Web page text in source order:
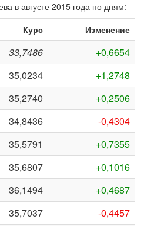
в августе 2015 года по дням:
Курс Изменение
33,7486
+0,6654
35,0234
+1,2748
35,2740
+0,2506
34,8436
-0,4304
35,5791
+0,7355
35,6807
+0,1016
36,1494
+0,4687
35,7037
-0,4457